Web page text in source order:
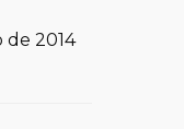
de 2014